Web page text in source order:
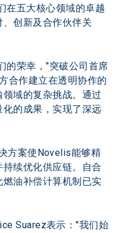
在五大核心领域的卓越
创新及合作伙伴关
的荣幸，"突破公司首席
合作建立在透明协作的
域的复杂挑战。通过
的成果，实现了深远
方案使Novelis能够精
续优化供应链。自合
油补偿计算机制已实
Suarez表示："我们始